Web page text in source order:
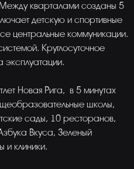
кварталами созданы 5
детскую и спортивные
центральные коммуникации.
Круглосуточное
эксплуатации.
Новая Рига, в 5 минутах
школы,
сады, 10 ресторанов,
Вкуса, Зеленый
и клиники.